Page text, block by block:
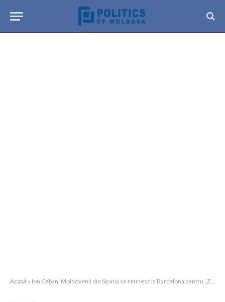
Acasă » Ion Ceban: Moldovenii din Spania se reunesc la Barcelona pentru „Zilele Chișinăului la Barcelona”: Vezi locația și ora